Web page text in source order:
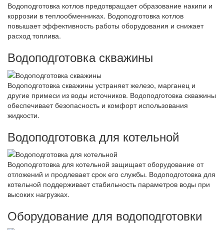
Водоподготовка котлов предотвращает образование накипи и
коррозии в теплообменниках. Водоподготовка котлов
повышает эффективность работы оборудования и снижает
расход топлива.
Водоподготовка скважины
Водоподготовка скважины устраняет железо, марганец и
другие примеси из воды источников. Водоподготовка скважины
обеспечивает безопасность и комфорт использования
жидкости.
Водоподготовка для котельной
Водоподготовка для котельной защищает оборудование от
отложений и продлевает срок его службы. Водоподготовка для
котельной поддерживает стабильность параметров воды при
высоких нагрузках.
Оборудование для водоподготовки